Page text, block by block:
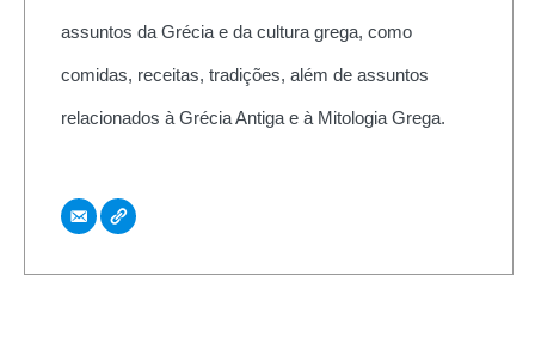
assuntos da Grécia e da cultura grega, como
comidas, receitas, tradições, além de assuntos
relacionados à Grécia Antiga e à Mitologia Grega.